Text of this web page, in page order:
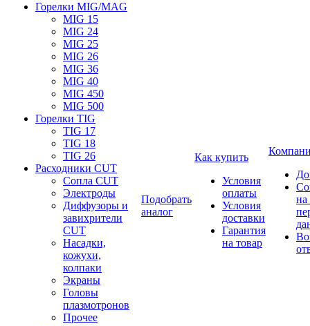
Горелки MIG/MAG
MIG 15
MIG 24
MIG 25
MIG 26
MIG 36
MIG 40
MIG 450
MIG 500
Горелки TIG
TIG 17
TIG 18
TIG 26
Расходники CUT
Сопла CUT
Электроды
Диффузоры и
завихрители
CUT
Насадки,
кожухи,
колпаки
Экраны
Головы
плазмотронов
Прочее
Подобрать
аналог
Как купить
Условия
оплаты
Условия
доставки
Гарантия
на товар
на